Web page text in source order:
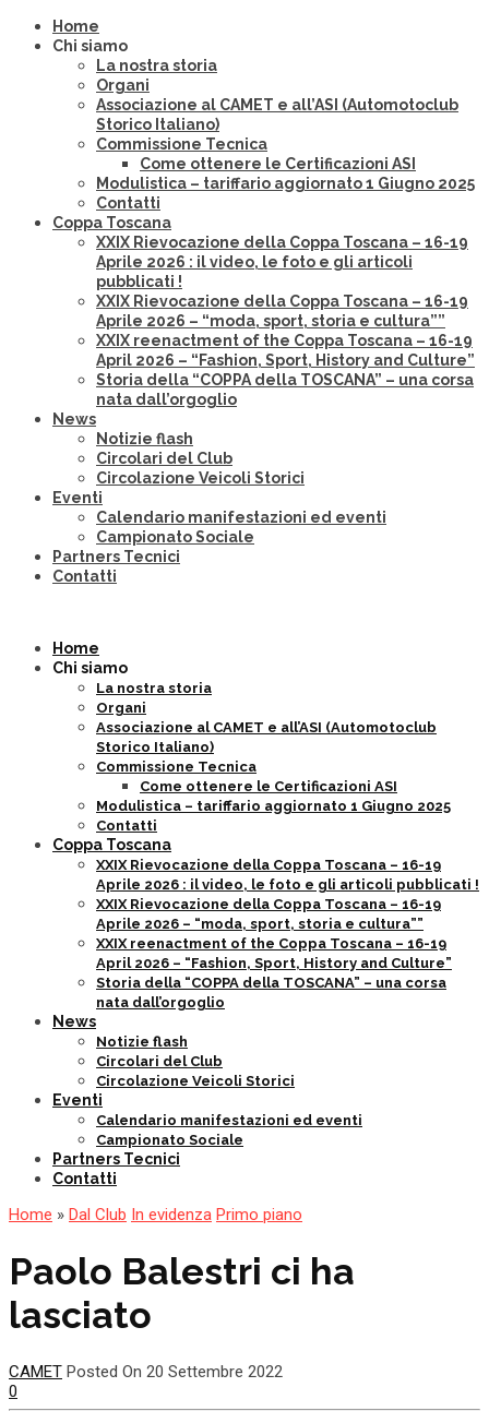
Home
Chi siamo
La nostra storia
Organi
Associazione al CAMET e all’ASI (Automotoclub
Storico Italiano)
Commissione Tecnica
Come ottenere le Certificazioni ASI
Modulistica – tariffario aggiornato 1 Giugno 2025
Contatti
Coppa Toscana
XXIX Rievocazione della Coppa Toscana – 16-19
Aprile 2026 : il video, le foto e gli articoli
pubblicati !
XXIX Rievocazione della Coppa Toscana – 16-19
Aprile 2026 – “moda, sport, storia e cultura””
XXIX reenactment of the Coppa Toscana – 16-19
April 2026 – “Fashion, Sport, History and Culture”
Storia della “COPPA della TOSCANA” – una corsa
nata dall’orgoglio
News
Notizie flash
Circolari del Club
Circolazione Veicoli Storici
Eventi
Calendario manifestazioni ed eventi
Campionato Sociale
Partners Tecnici
Contatti
Home
Chi siamo
La nostra storia
Organi
Associazione al CAMET e all’ASI (Automotoclub
Storico Italiano)
Commissione Tecnica
Come ottenere le Certificazioni ASI
Modulistica – tariffario aggiornato 1 Giugno 2025
Contatti
Coppa Toscana
XXIX Rievocazione della Coppa Toscana – 16-19
Aprile 2026 : il video, le foto e gli articoli pubblicati !
XXIX Rievocazione della Coppa Toscana – 16-19
Aprile 2026 – “moda, sport, storia e cultura””
XXIX reenactment of the Coppa Toscana – 16-19
April 2026 – “Fashion, Sport, History and Culture”
Storia della “COPPA della TOSCANA” – una corsa
nata dall’orgoglio
News
Notizie flash
Circolari del Club
Circolazione Veicoli Storici
Eventi
Calendario manifestazioni ed eventi
Campionato Sociale
Partners Tecnici
Contatti
Home » Dal Club In evidenza Primo piano
Paolo Balestri ci ha
lasciato
CAMET Posted On 20 Settembre 2022
0